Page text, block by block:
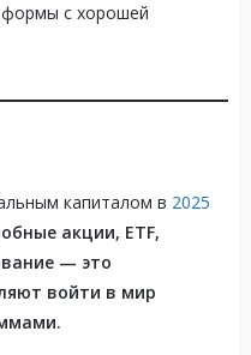
с хорошей
капиталом в 2025
акции, ETF,
— это
войти в мир